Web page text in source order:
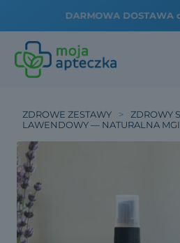
DARMOWA DOSTAWA
ZDROWE ZESTAWY > ZDROWY
LAWENDOWY — NATURALNA